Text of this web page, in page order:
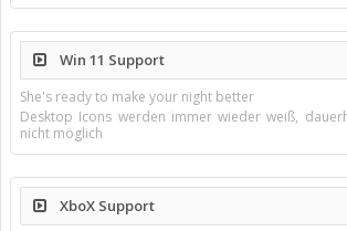
Win 11 Support
She's ready to make your night better
Desktop Icons werden immer wieder weiß,
nicht möglich
XboX Support